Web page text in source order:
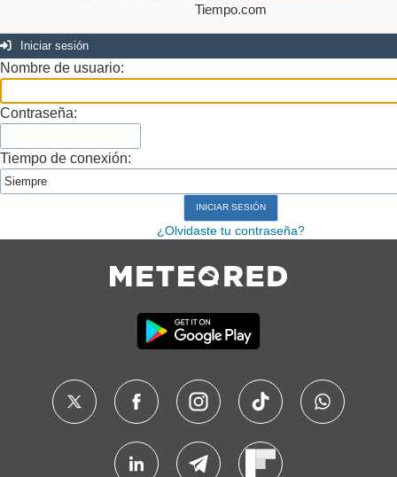
Tiempo.com
Iniciar sesión
Nombre de usuario:
Contraseña:
Tiempo de conexión:
¿Olvidaste tu contraseña?